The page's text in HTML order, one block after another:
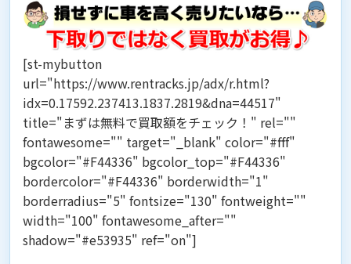
[st-mybutton
url="https://www.rentracks.jp/adx/r.html?
idx=0.17592.237413.1837.2819&dna=44517"
title="まずは無料で買取額をチェック！" rel=""
fontawesome="" target="_blank" color="#fff"
bgcolor="#F44336" bgcolor_top="#F44336"
bordercolor="#F44336" borderwidth="1"
borderradius="5" fontsize="130" fontweight=""
width="100" fontawesome_after=""
shadow="#e53935" ref="on"]